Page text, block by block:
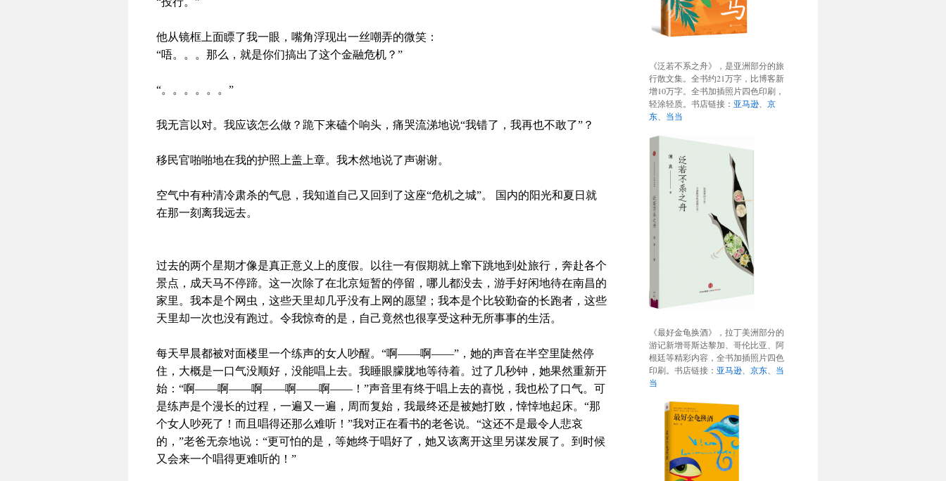
他从镜框上面瞟了我一眼，嘴角浮现出一丝嘲弄的微笑：
“唔。。。那么，就是你们搞出了这个金融危机？”
“。。。。。。”
我无言以对。我应该怎么做？跪下来磕个响头，痛哭流涕地说“我错了，我再也不敢了”？
移民官啪啪地在我的护照上盖上章。我木然地说了声谢谢。
空气中有种清冷肃杀的气息，我知道自己又回到了这座“危机之城”。
国内的阳光和夏日就
在那一刻离我远去。
过去的两个星期才像是真正意义上的度假。以往一有假期就上窜下跳地到处旅行，奔赴各个
景点，成天马不停蹄。这一次除了在北京短暂的停留，哪儿都没去，游手好闲地待在南昌的
家里。我本是个网虫，这些天里却几乎没有上网的愿望；我本是个比较勤奋的长跑者，这些
天里却一次也没有跑过。令我惊奇的是，自己竟然也很享受这种无所事事的生活。
每天早晨都被对面楼里一个练声的女人吵醒。“啊――啊――”，她的声音在半空里陡然停
住，大概是一口气没顺好，没能唱上去。我睡眼朦胧地等待着。过了几秒钟，她果然重新开
始：“啊――啊――啊――啊――啊――！”声音里有终于唱上去的喜悦，我也松了口气。可
是练声是个漫长的过程，一遍又一遍，周而复始，我最终还是被她打败，悻悻地起床。“那
个女人吵死了！而且唱得还那么难听！”我对正在看书的老爸说。“这还不是最令人悲哀
的，”老爸无奈地说：“更可怕的是，等她终于唱好了，她又该离开这里另谋发展了。到时候
又会来一个唱得更难听的！”
《泛若不系之舟》，是亚洲部分的旅
行散文集。全书约21万字，比博客新
增10万字。全书加插照片四色印刷，
轻涂轻质。书店链接： 亚马逊
京
东
当当
《最好金龟换酒》，拉丁美洲部分的
游记新增哥斯达黎加、哥伦比亚、阿
根廷等精彩内容，全书加插照片四色
印刷。书店链接： 亚马逊 京东
当
当